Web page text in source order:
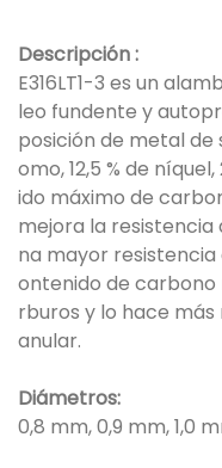
Descripción:
E316LT1-3 es un
leo fundente y
posición de metal de
omo, 12,5 % de
ido máximo de
mejora la resistencia
na mayor resistencia
ontenido de
rburos y lo hace
anular.
Diámetros:
0,8 mm, 0,9 mm, 1,0